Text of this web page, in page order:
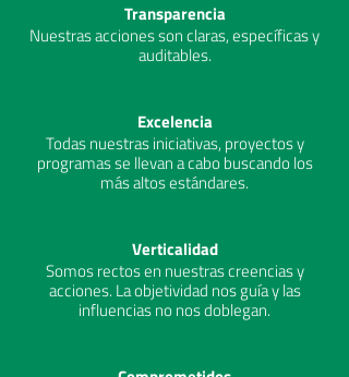
Transparencia
Nuestras acciones son claras, específicas y
auditables.
Excelencia
Todas nuestras iniciativas, proyectos y
programas se llevan a cabo buscando los
más altos estándares.
Verticalidad
Somos rectos en nuestras creencias y
acciones. La objetividad nos guía y las
influencias no nos doblegan.